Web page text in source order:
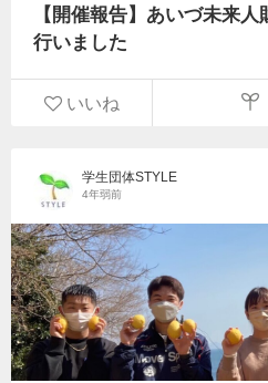
【開催報告】あいづ未来
行いました
いいね
学生団体STYLE
4年弱前